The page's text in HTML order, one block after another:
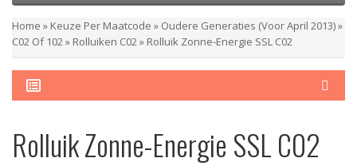
Home » Keuze Per Maatcode » Oudere Generaties (voor April 2013)»
C02 Of 102» Rolluiken C02» Rolluik Zonne-Energie SSL C02
Rolluik Zonne-Energie SSL C02